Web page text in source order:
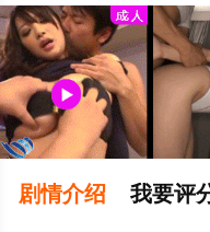
剧情介绍 我要评